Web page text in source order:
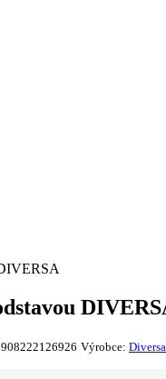
Výrobce: